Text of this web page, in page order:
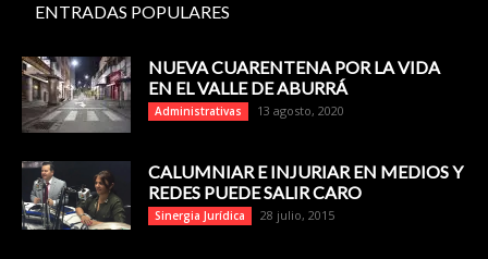
ENTRADAS POPULARES
NUEVA CUARENTENA POR LA VIDA
EN EL VALLE DE ABURRÁ
Administrativas 13 agosto, 2020
CALUMNIAR E INJURIAR EN MEDIOS Y
REDES PUEDE SALIR CARO
Sinergia Jurídica 28 julio, 2015